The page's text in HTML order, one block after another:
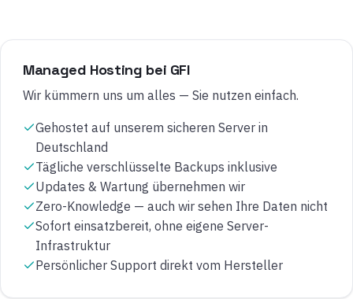
Managed Hosting bei GFI
Wir kümmern uns um alles — Sie nutzen einfach.
Gehostet auf unserem sicheren Server in
Deutschland
Tägliche verschlüsselte Backups inklusive
Updates & Wartung übernehmen wir
Zero-Knowledge — auch wir sehen Ihre Daten nicht
Sofort einsatzbereit, ohne eigene Server-
Infrastruktur
Persönlicher Support direkt vom Hersteller